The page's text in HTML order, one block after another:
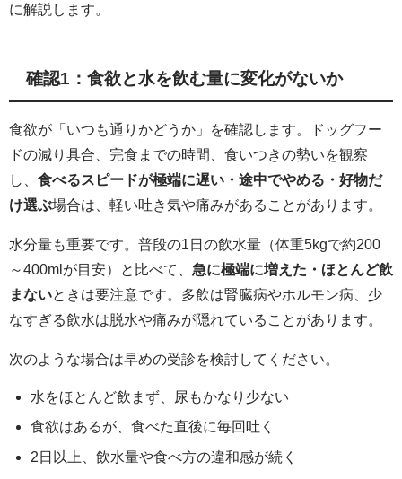
に解説します。
確認1：食欲と水を飲む量に変化がないか
食欲が「いつも通りかどうか」を確認します。ドッグフー
ドの減り具合、完食までの時間、食いつきの勢いを観察
し、 食べるスピードが極端に遅い・途中でやめる・好物だ
け選ぶ場合は、軽い吐き気や痛みがあることがあります。
水分量も重要です。普段の1日の飲水量（体重5kgで約200
～400mlが目安）と比べて、 急に極端に増えた・ほとんど飲
まないときは要注意です。多飲は腎臓病やホルモン病、少
なすぎる飲水は脱水や痛みが隠れていることがあります。
次のような場合は早めの受診を検討してください。
水をほとんど飲まず、尿もかなり少ない
食欲はあるが、食べた直後に毎回吐く
2日以上、飲水量や食べ方の違和感が続く